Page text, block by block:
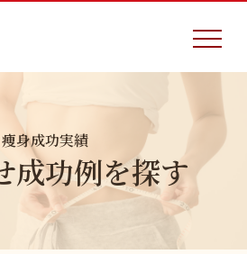
痩身成功実績
成功例を探す